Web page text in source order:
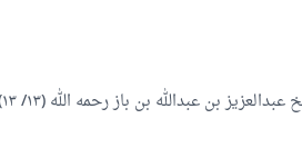
بن عبدالله بن باز رحمه الله (۱۳/ ۱۳)